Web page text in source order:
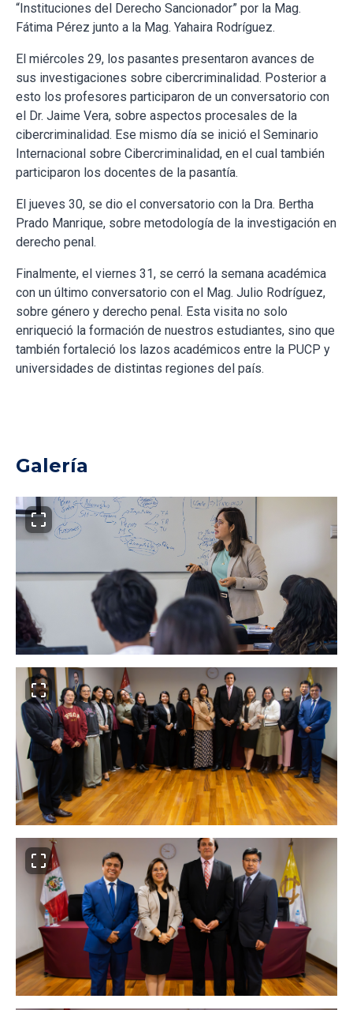
“Instituciones del Derecho Sancionador” por la Mag.
Fátima Pérez junto a la Mag. Yahaira Rodríguez.
El miércoles 29, los pasantes presentaron avances de
sus investigaciones sobre cibercriminalidad. Posterior a
esto los profesores participaron de un conversatorio con
el Dr. Jaime Vera, sobre aspectos procesales de la
cibercriminalidad. Ese mismo día se inició el Seminario
Internacional sobre Cibercriminalidad, en el cual también
participaron los docentes de la pasantía.
El jueves 30, se dio el conversatorio con la Dra. Bertha
Prado Manrique, sobre metodología de la investigación en
derecho penal.
Finalmente, el viernes 31, se cerró la semana académica
con un último conversatorio con el Mag. Julio Rodríguez,
sobre género y derecho penal. Esta visita no solo
enriqueció la formación de nuestros estudiantes, sino que
también fortaleció los lazos académicos entre la PUCP y
universidades de distintas regiones del país.
Galería